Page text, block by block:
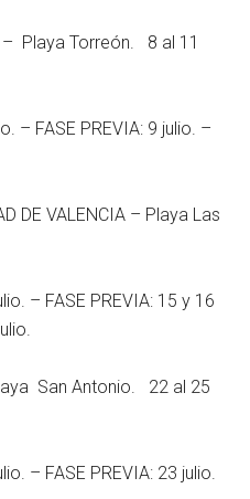
Playa Torreón. 8 al 11
– FASE PREVIA: 9 julio. –
DE VALENCIA – Playa Las
– FASE PREVIA: 15 y 16
San Antonio. 22 al 25
– FASE PREVIA: 23 julio.